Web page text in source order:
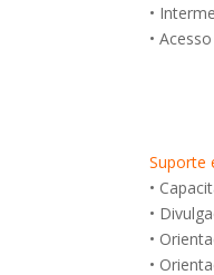
•
•
Suporte
•
•
•
•